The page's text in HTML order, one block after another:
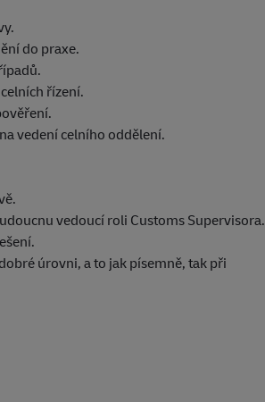
do praxe.
řízení.
vedení celního oddělení.
vedoucí roli Customs Supervisora.
úrovni, a to jak písemně, tak při